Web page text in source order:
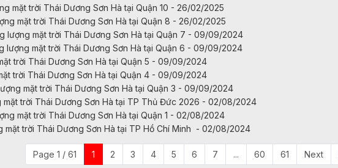
mặt trời Thái Dương Sơn Hà tại Quận 10 - 26/02/2025
mặt trời Thái Dương Sơn Hà tại Quận 8 - 26/02/2025
lượng mặt trời Thái Dương Sơn Hà tại Quận 7 - 09/09/2024
lượng mặt trời Thái Dương Sơn Hà tại Quận 6 - 09/09/2024
trời Thái Dương Sơn Hà tại Quận 5 - 09/09/2024
trời Thái Dương Sơn Hà tại Quận 4 - 09/09/2024
mặt trời Thái Dương Sơn Hà tại Quận 3 - 09/09/2024
trời Thái Dương Sơn Hà tại TP Thủ Đức 2026 - 02/08/2024
mặt trời Thái Dương Sơn Hà tại Quận 1 - 02/08/2024
mặt trời Thái Dương Sơn Hà tại TP Hồ Chí Minh - 02/08/2024
Page 1 / 61 1 2 3 4 5 6 7 ... 60 61 Next